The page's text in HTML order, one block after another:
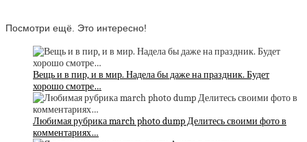
Посмотри ещё. Это интересно!
Вещь и в пир, и в мир. Надела бы даже на праздник. Будет
хорошо смотре…
Любимая рубрика march photo dump Делитесь своими фото в
комментариях…